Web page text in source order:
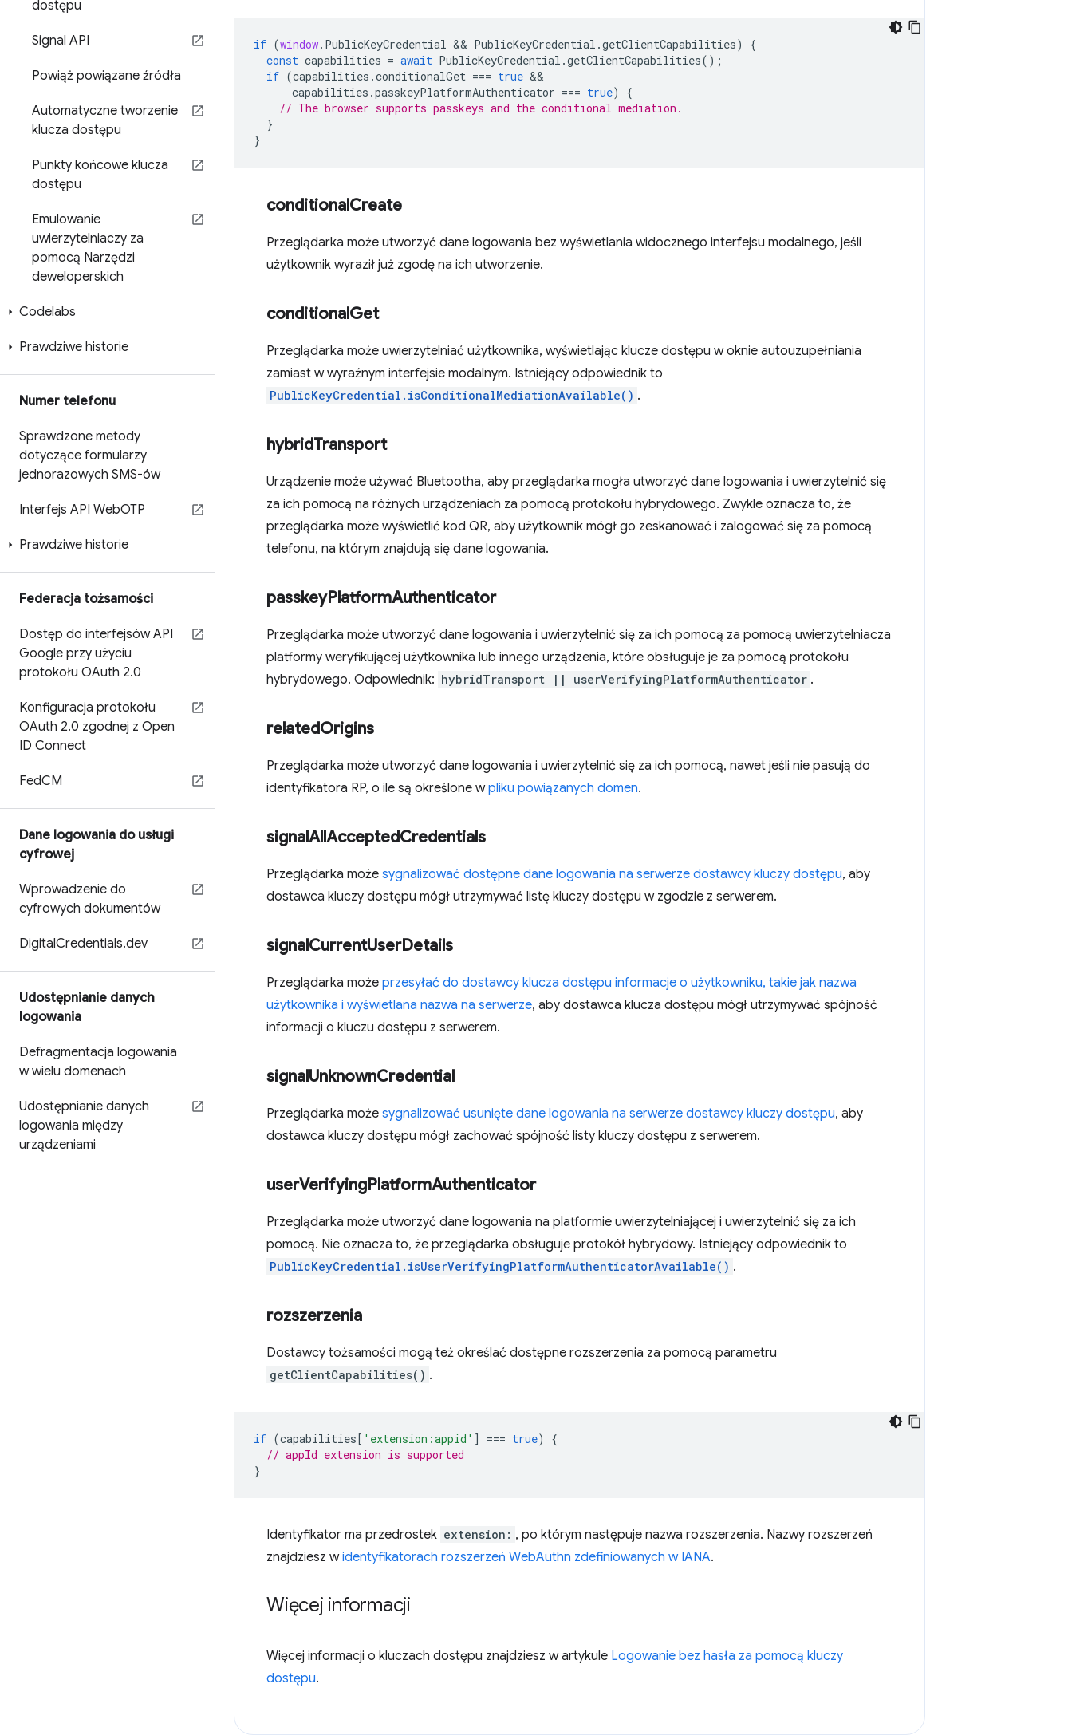
dostępu
Signal API
Powiąż powiązane źródła
Automatyczne tworzenie
klucza dostępu
Punkty końcowe klucza
dostępu
Emulowanie
uwierzytelniaczy za
pomocą Narzędzi
deweloperskich
Codelabs
Prawdziwe historie
Numer telefonu
Sprawdzone metody
dotyczące formularzy
jednorazowych SMS-ów
Interfejs API WebOTP
Prawdziwe historie
Federacja tożsamości
Dostęp do interfejsów API
Google przy użyciu
protokołu OAuth 2.0
Konfiguracja protokołu
OAuth 2.0 zgodnej z Open
ID Connect
FedCM
Dane logowania do usługi
cyfrowej
Wprowadzenie do
cyfrowych dokumentów
DigitalCredentials.dev
Udostępnianie danych
logowania
Defragmentacja logowania
w wielu domenach
Udostępnianie danych
logowania między
urządzeniami
if (window. PublicKeyCredential && PublicKeyCredential .getClientCapabilities)
{
const capabilities = await PublicKeyCredential .getClientCapabilities();
if (capabilities .conditionalGet === true
capabilities .passkeyPlatformAuthenticator === true)
{
// The browser supports passkeys and the conditional mediation.
}
}
conditionalCreate
Przeglądarka może utworzyć dane logowania bez wyświetlania widocznego interfejsu modalnego, jeśli
użytkownik wyraził już zgodę na ich utworzenie.
conditionalGet
Przeglądarka może uwierzytelniać użytkownika, wyświetlając klucze dostępu w oknie autouzupełniania
zamiast w wyraźnym interfejsie modalnym. Istniejący odpowiednik to
PublicKeyCredential.isConditionalMediationAvailable() .
hybridTransport
Urządzenie może używać Bluetootha, aby przeglądarka mogła utworzyć dane logowania i uwierzytelnić się
za ich pomocą na różnych urządzeniach za pomocą protokołu hybrydowego. Zwykle oznacza to, że
przeglądarka może wyświetlić kod QR, aby użytkownik mógł go zeskanować i zalogować się za pomocą
telefonu, na którym znajdują się dane logowania.
passkeyPlatformAuthenticator
Przeglądarka może utworzyć dane logowania i uwierzytelnić się za ich pomocą za pomocą uwierzytelniacza
platformy weryfikującej użytkownika lub innego urządzenia, które obsługuje je za pomocą protokołu
hybrydowego. Odpowiednik: hybridTransport || userVerifyingPlatformAuthenticator .
relatedOrigins
Przeglądarka może utworzyć dane logowania i uwierzytelnić się za ich pomocą, nawet jeśli nie pasują do
identyfikatora RP, o ile są określone wpliku powiązanych domen.
signalAllAcceptedCredentials
Przeglądarka może sygnalizować dostępne dane logowania na serwerze dostawcy kluczy dostępu, aby
dostawca kluczy dostępu mógł utrzymywać listę kluczy dostępu w zgodzie z serwerem.
signalCurrentUserDetails
Przeglądarka może przesyłać do dostawcy klucza dostępu informacje o użytkowniku, takie jak nazwa
użytkownika i wyświetlana nazwa na serwerze, aby dostawca klucza dostępu mógł utrzymywać spójność
informacji o kluczu dostępu z serwerem.
signalUnknownCredential
Przeglądarka może sygnalizować usunięte dane logowania na serwerze dostawcy kluczy dostępu, aby
dostawca kluczy dostępu mógł zachować spójność listy kluczy dostępu z serwerem.
userVerifyingPlatformAuthenticator
Przeglądarka może utworzyć dane logowania na platformie uwierzytelniającej i uwierzytelnić się za ich
pomocą. Nie oznacza to, że przeglądarka obsługuje protokół hybrydowy. Istniejący odpowiednik to
PublicKeyCredential.isUserVerifyingPlatformAuthenticatorAvailable() .
rozszerzenia
Dostawcy tożsamości mogą też określać dostępne rozszerzenia za pomocą parametru
getClientCapabilities() .
if (capabilities[ 'extension:appid' ] === true)
{
// appId extension is supported
}
Identyfikator ma przedrostek extension: , po którym następuje nazwa rozszerzenia. Nazwy rozszerzeń
znajdziesz widentyfikatorach rozszerzeń WebAuthn zdefiniowanych w IANA.
Więcej informacji
Więcej informacji o kluczach dostępu znajdziesz w artykule Logowanie bez hasła za pomocą kluczy
dostępu.